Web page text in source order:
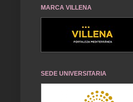
MARCA VILLENA
SEDE UNIVERSITARIA